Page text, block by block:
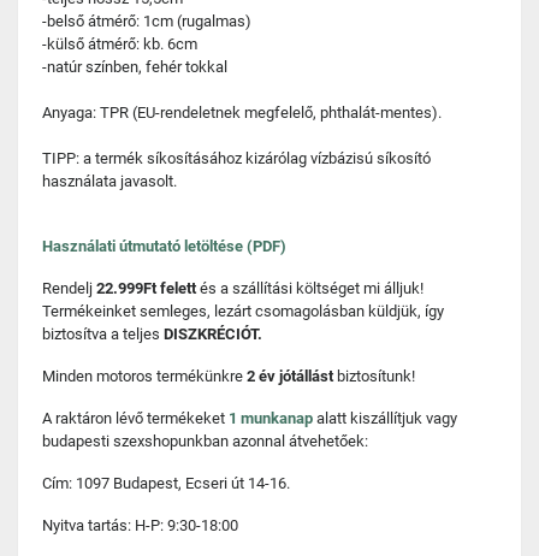
-belső átmérő: 1cm (rugalmas)
-külső átmérő: kb. 6cm
-natúr színben, fehér tokkal
Anyaga: TPR (EU-rendeletnek megfelelő, phthalát-mentes).
TIPP: a termék síkosításához kizárólag vízbázisú síkosító
használata javasolt.
Használati útmutató letöltése (PDF)
Rendelj 22.999Ft felettés a szállítási költséget mi álljuk!
Termékeinket semleges, lezárt csomagolásban küldjük, így
biztosítva a teljes DISZKRÉCIÓT.
Minden motoros termékünkre 2 év jótállást biztosítunk!
A raktáron lévő termékeket 1 munkanap alatt kiszállítjuk vagy
budapesti szexshopunkban azonnal átvehetőek:
Cím: 1097 Budapest, Ecseri út 14-16.
Nyitva tartás: H-P: 9:30-18:00